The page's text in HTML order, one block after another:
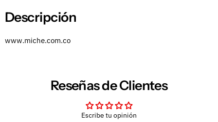
Descripción
www.miche.com.co
Reseñas de Clientes
Escribe tu opinión